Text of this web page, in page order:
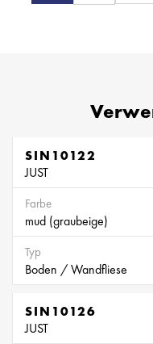
SIN10122
JUST
Farbe
mud (graubeige)
Typ
Boden / Wandfliese
SIN10126
JUST